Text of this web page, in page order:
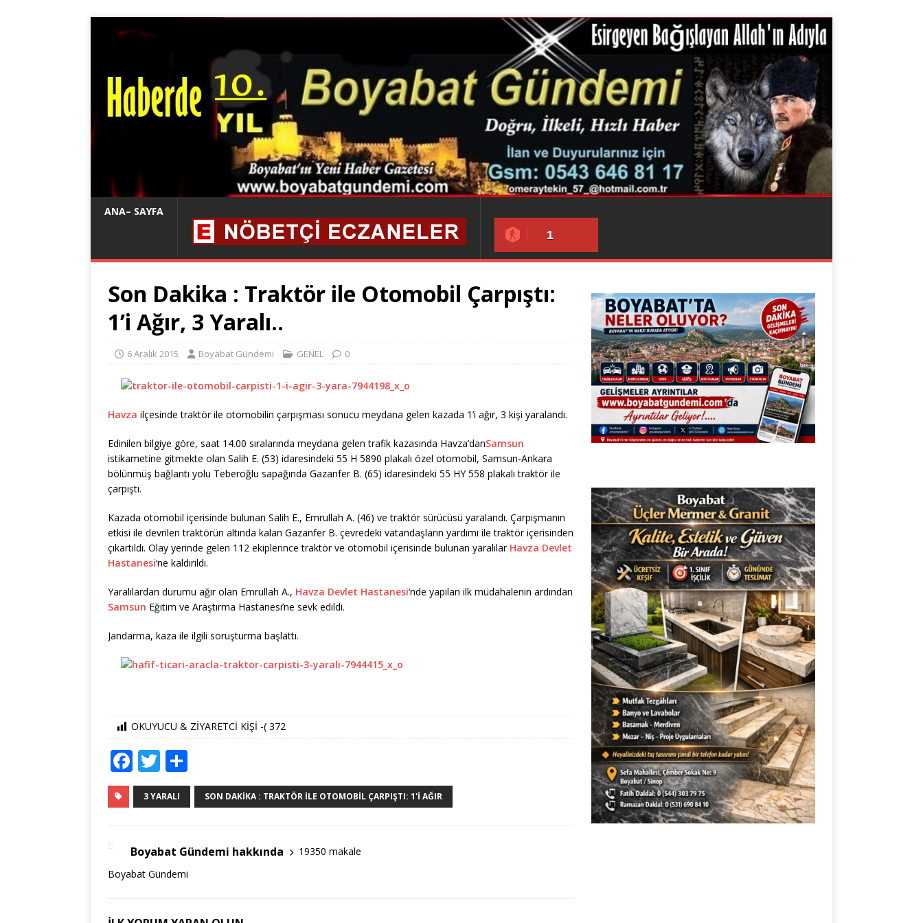
ANA– SAYFA
1
Son Dakika : Traktör ile Otomobil Çarpıştı:
1’i Ağır, 3 Yaralı..
6 Aralık 2015 Boyabat Gündemi GENEL 0
Havza ilçesinde traktör ile otomobilin çarpışması sonucu meydana gelen kazada 1’i ağır, 3 kişi yaralandı.
Edinilen bilgiye göre, saat 14.00 sıralarında meydana gelen trafik kazasında Havza’danSamsun
istikametine gitmekte olan Salih E. (53) idaresindeki 55 H 5890 plakalı özel otomobil, Samsun-Ankara
bölünmüş bağlantı yolu Teberoğlu sapağında Gazanfer B. (65) idaresindeki 55 HY 558 plakalı traktör ile
çarpıştı.
Kazada otomobil içerisinde bulunan Salih E., Emrullah A. (46) ve traktör sürücüsü yaralandı. Çarpışmanın
etkisi ile devrilen traktörün altında kalan Gazanfer B. çevredeki vatandaşların yardımı ile traktör içerisinden
çıkartıldı. Olay yerinde gelen 112 ekiplerince traktör ve otomobil içerisinde bulunan yaralılar Havza Devlet
Hastanesi‘ne kaldırıldı.
Yaralılardan durumu ağır olan Emrullah A., Havza Devlet Hastanesi‘nde yapılan ilk müdahalenin ardından
Samsun Eğitim ve Araştırma Hastanesi’ne sevk edildi.
Jandarma, kaza ile ilgili soruşturma başlattı.
OKUYUCU & ZİYARETCİ KİŞİ -( 372
F
a
c
b
o
k
T
w
it
r
h
ar
3 YARALI SON DAKIKA : TRAKTÖR ILE OTOMOBIL ÇARPIŞTI: 1'I AĞIR
Boyabat Gündemi hakkında
19350 makale
Boyabat Gündemi